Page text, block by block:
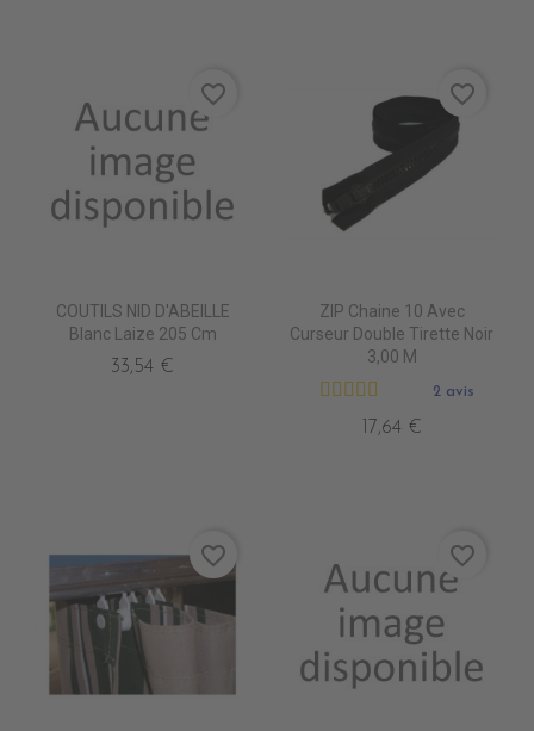
COUTILS NID D'ABEILLE
Blanc Laize 205 Cm
33,54 €
favorite_border
ZIP Chaine 10 Avec
Curseur Double Tirette Noir
3,00 M
2 avis
17,64 €
favorite_border
favorite_border favorite_border